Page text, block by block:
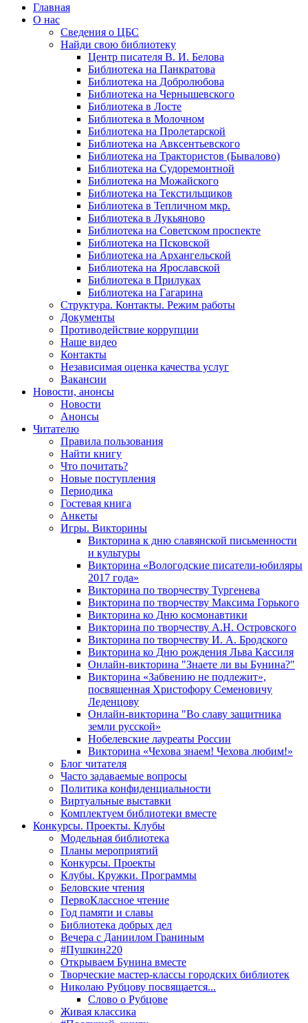
Главная
О нас
Сведения о ЦБС
Найди свою библиотеку
Центр писателя В. И. Белова
Библиотека на Панкратова
Библиотека на Добролюбова
Библиотека на Чернышевского
Библиотека в Лосте
Библиотека в Молочном
Библиотека на Пролетарской
Библиотека на Авксентьевского
Библиотека на Трактористов (Бывалово)
Библиотека на Судоремонтной
Библиотека на Можайского
Библиотека на Текстильщиков
Библиотека в Тепличном мкр.
Библиотека в Лукьяново
Библиотека на Советском проспекте
Библиотека на Псковской
Библиотека на Архангельской
Библиотека на Ярославской
Библиотека в Прилуках
Библиотека на Гагарина
Структура. Контакты. Режим работы
Документы
Противодействие коррупции
Наше видео
Контакты
Независимая оценка качества услуг
Вакансии
Новости, анонсы
Новости
Анонсы
Читателю
Правила пользования
Найти книгу
Что почитать?
Новые поступления
Периодика
Гостевая книга
Анкеты
Игры. Викторины
Викторина к дню славянской письменности
и культуры
Викторина «Вологодские писатели-юбиляры
2017 года»
Викторина по творчеству Тургенева
Викторина по творчеству Максима Горького
Викторина ко Дню космонавтики
Викторина по творчеству А.Н. Островского
Викторина по творчеству И. А. Бродского
Викторина ко Дню рождения Льва Кассиля
Онлайн-викторина "Знаете ли вы Бунина?"
Викторина «Забвению не подлежит»,
посвященная Христофору Семеновичу
Леденцову
Онлайн-викторина "Во славу защитника
земли русской»
Нобелевские лауреаты России
Викторина «Чехова знаем! Чехова любим!»
Блог читателя
Часто задаваемые вопросы
Политика конфиденциальности
Виртуальные выставки
Комплектуем библиотеки вместе
Конкурсы. Проекты. Клубы
Модельная библиотека
Планы мероприятий
Конкурсы. Проекты
Клубы. Кружки. Программы
Беловские чтения
ПервоКлассное чтение
Год памяти и славы
Библиотека добрых дел
Вечера с Даниилом Граниным
#Пушкин220
Открываем Бунина вместе
Творческие мастер-классы городских библиотек
Николаю Рубцову посвящается...
Слово о Рубцове
Живая классика